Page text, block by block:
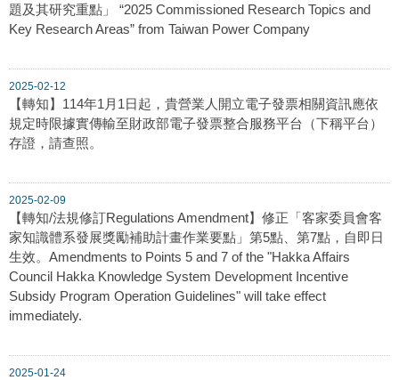
題及其研究重點」 “2025 Commissioned Research Topics and
Key Research Areas” from Taiwan Power Company
2025-02-12
【轉知】114年1月1日起，貴營業人開立電子發票相關資訊應依
規定時限據實傳輸至財政部電子發票整合服務平台（下稱平台）
存證，請查照。
2025-02-09
【轉知/法規修訂Regulations Amendment】修正「客家委員會客
家知識體系發展獎勵補助計畫作業要點」第5點、第7點，自即日
生效。Amendments to Points 5 and 7 of the "Hakka Affairs
Council Hakka Knowledge System Development Incentive
Subsidy Program Operation Guidelines" will take effect
immediately.
2025-01-24